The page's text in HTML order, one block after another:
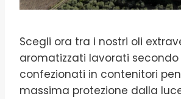
Scegli ora tra i nostri oli
aromatizzati lavorati
confezionati in contenitori
massima protezione dalla